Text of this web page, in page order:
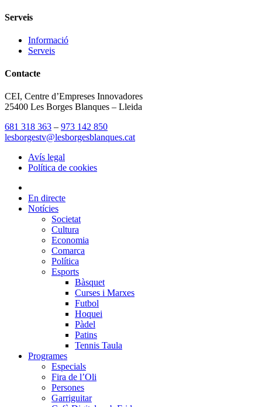
Serveis
Informació
Serveis
Contacte
CEI, Centre d’Empreses Innovadores
25400 Les Borges Blanques – Lleida
681 318 363 – 973 142 850
lesborgestv@lesborgesblanques.cat
Avís legal
Política de cookies
En directe
Notícies
Societat
Cultura
Economia
Comarca
Política
Esports
Bàsquet
Curses i Marxes
Futbol
Hoquei
Pàdel
Patins
Tennis Taula
Programes
Especials
Fira de l’Oli
Persones
Garriguitar